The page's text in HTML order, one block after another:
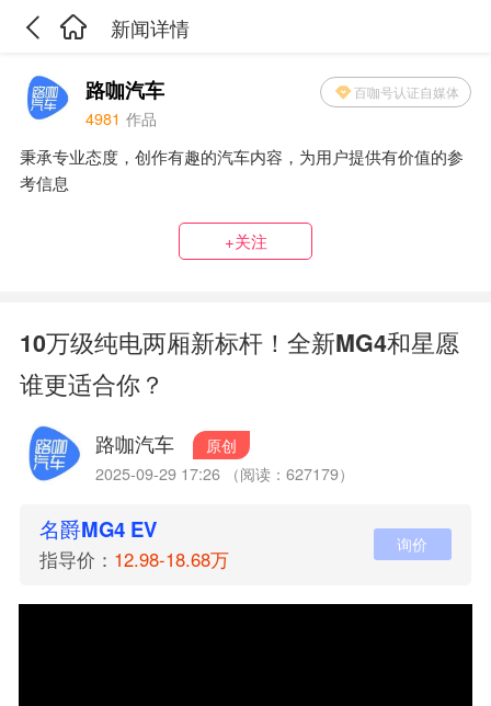
新闻详情
路咖汽车 百咖号认证自媒体
4981 作品
秉承专业态度，创作有趣的汽车内容，为用户提供有价值的参
考信息
+关注
10万级纯电两厢新标杆！全新MG4和星愿
谁更适合你？
路咖汽车
原创
2025-09-29 17:26 （阅读：627179）
名爵MG4 EV
指导价： 12.98-18.68万
询价